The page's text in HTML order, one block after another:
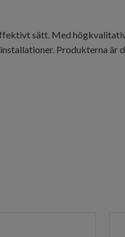
sätt. Med
Produkterna är